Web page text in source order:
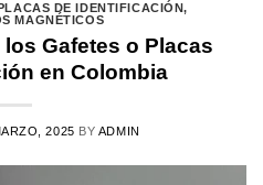
DE IDENTIFICACIÓN,
MAGNÉTICOS
Gafetes o Placas
en Colombia
2025 BY ADMIN